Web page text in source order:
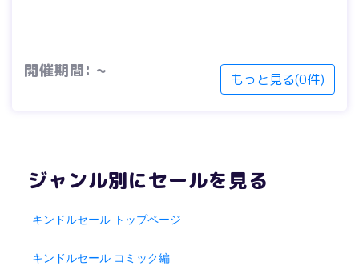
開催期間: ~ もっと見る(0件)
ジャンル別にセールを見る
キンドルセール トップページ
キンドルセール コミック編